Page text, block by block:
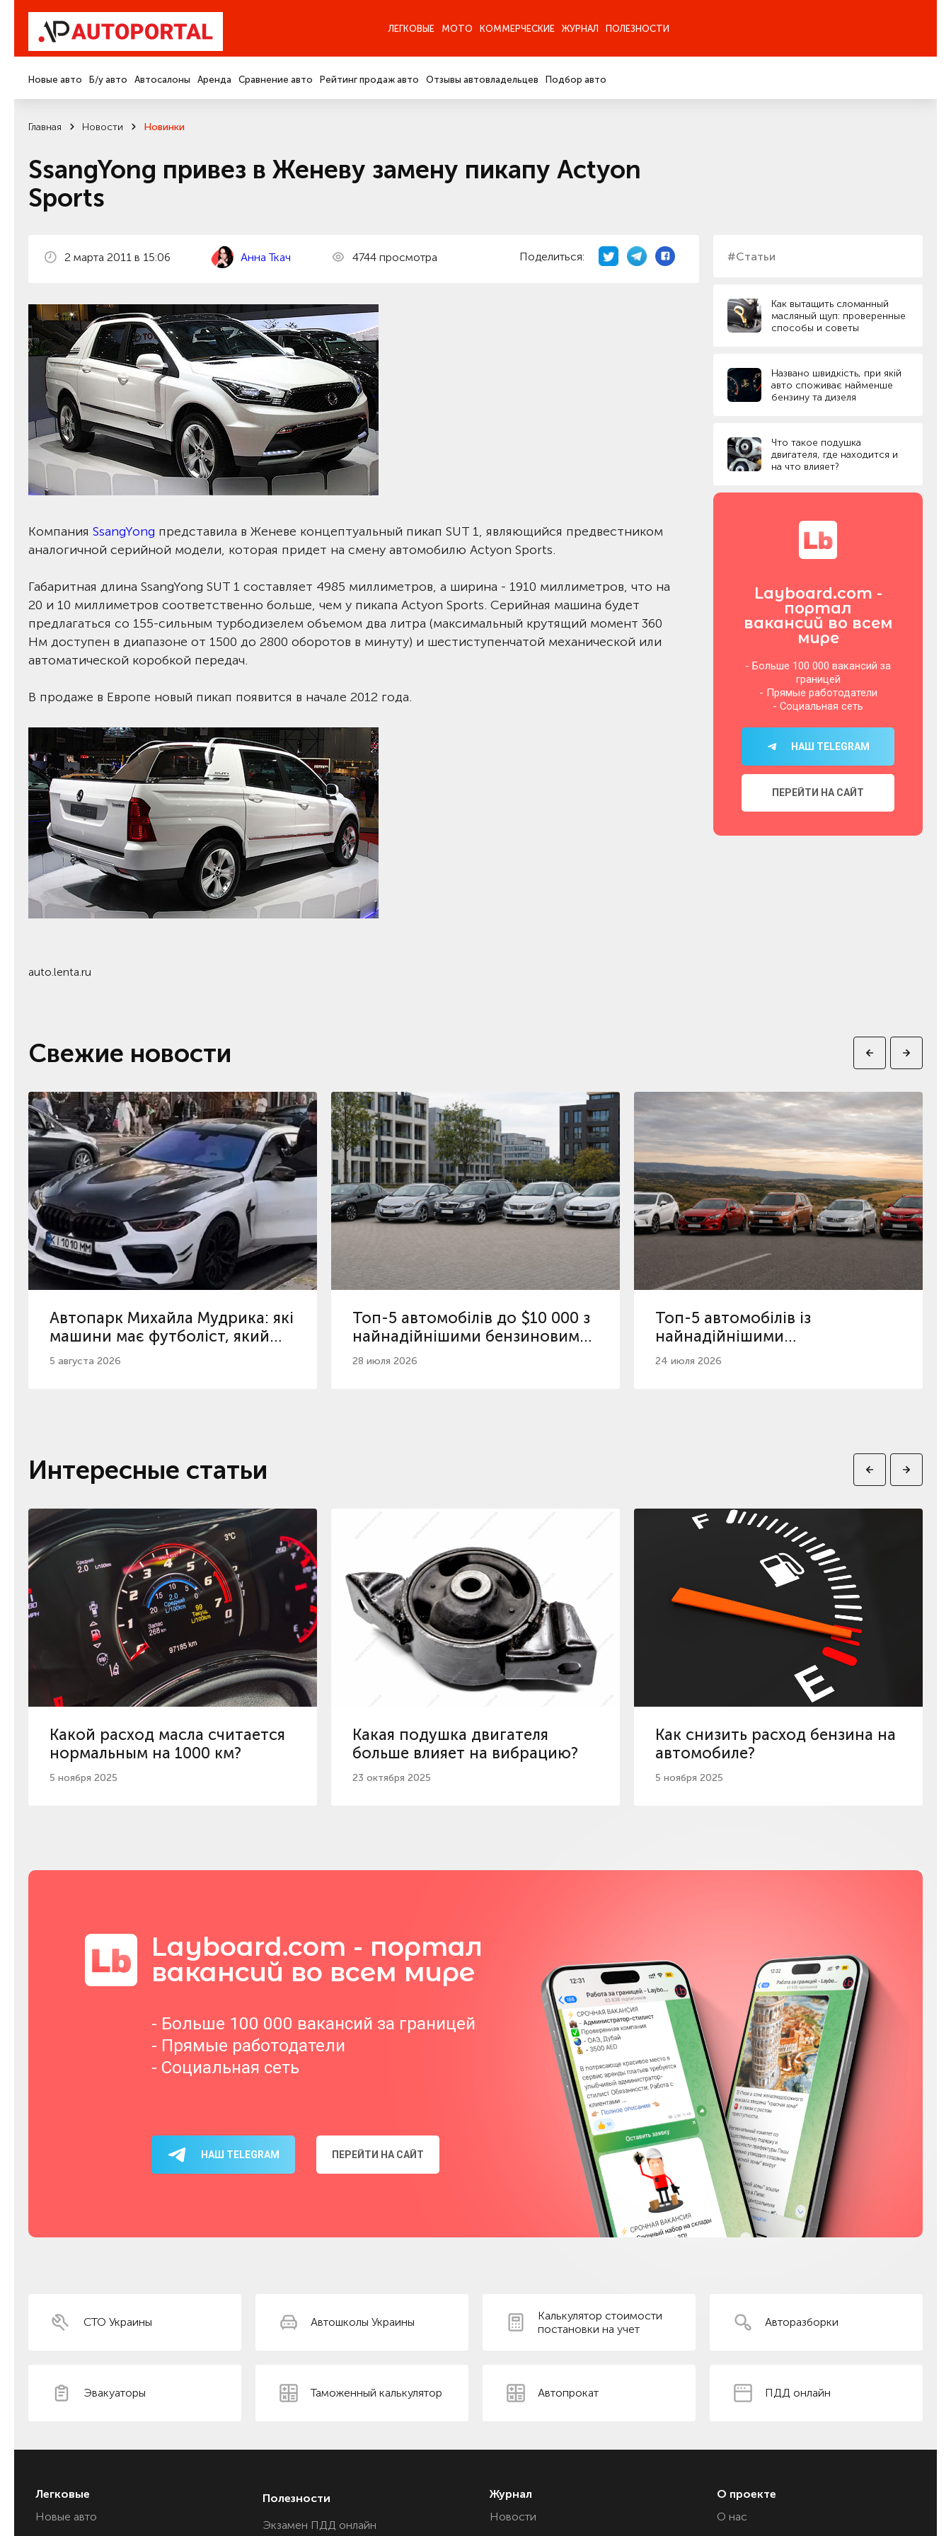
ЛЕГКОВЫЕ МОТО КОММЕРЧЕСКИЕ ЖУРНАЛ ПОЛЕЗНОСТИ
Новые авто Б/у авто Автосалоны Аренда Сравнение авто Рейтинг продаж авто Отзывы автовладельцев Подбор авто
Главная Новости Новинки
SsangYong привез в Женеву замену пикапу Actyon
Sports
#Статьи
Как вытащить сломанный
масляный щуп: проверенные
способы и советы
Названо швидкість, при якій
авто споживає найменше
бензину та дизеля
Что такое подушка
двигателя, где находится и
на что влияет?
Layboard.com -
портал
вакансий во всем
мире
- Больше 100 000 вакансий за
границей
- Прямые работодатели
- Социальная сеть
НАШ TELEGRAM
ПЕРЕЙТИ НА САЙТ
2 марта 2011 в 15:06 Анна Ткач 4744 просмотра Поделиться:
Компания SsangYong представила в Женеве концептуальный пикап SUT 1, являющийся предвестником
аналогичной серийной модели, которая придет на смену автомобилю Actyon Sports.
Габаритная длина SsangYong SUT 1 составляет 4985 миллиметров, а ширина - 1910 миллиметров, что на
20 и 10 миллиметров соответственно больше, чем у пикапа Actyon Sports. Серийная машина будет
предлагаться со 155-сильным турбодизелем объемом два литра (максимальный крутящий момент 360
Нм доступен в диапазоне от 1500 до 2800 оборотов в минуту) и шестиступенчатой механической или
автоматической коробкой передач.
В продаже в Европе новый пикап появится в начале 2012 года.
auto.lenta.ru
Свежие новости
Автопарк Михайла Мудрика: які
машини має футболіст, який
повернувся з дискваліфікації
5 августа 2026
Топ-5 автомобілів до $10 000 з
найнадійнішими бензиновими
двигунами
28 июля 2026
Топ-5 автомобілів із
найнадійнішими
автоматичними коробками
24 июля 2026
Интересные статьи
Какой расход масла считается
нормальным на 1000 км?
5 ноября 2025
Какая подушка двигателя
больше влияет на вибрацию?
23 октября 2025
Как снизить расход бензина на
автомобиле?
5 ноября 2025
Facebook
YouTube
Layboard.com - портал
вакансий во всем мире
- Больше 100 000 вакансий за границей
- Прямые работодатели
- Социальная сеть
НАШ TELEGRAM ПЕРЕЙТИ НА САЙТ
СТО Украины Автошколы Украины
Калькулятор стоимости
постановки на учет
Авторазборки
Эвакуаторы Таможенный калькулятор Автопрокат ПДД онлайн
Легковые
Новые авто
Полезности
Экзамен ПДД онлайн
Журнал
Новости
О проекте
О нас